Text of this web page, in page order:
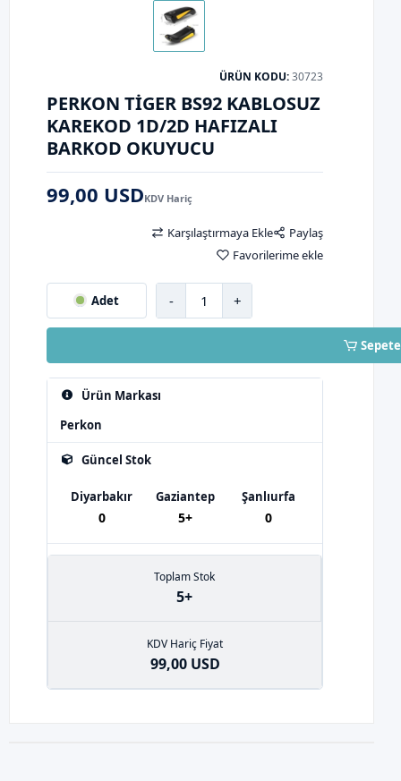
ÜRÜN KODU:30723
PERKON TIGER BS92 KABLOSUZ
KAREKOD 1D/2D HAFIZALI
BARKOD OKUYUCU
99,00 USDKDV Hariç
Ürün Markası
Perkon
Güncel Stok
Diyarbakır
0
Gaziantep
5+
Şanlıurfa
0
Toplam Stok
5+
KDV Hariç Fiyat
99,00 USD
Karşılaştırmaya Ekle
Paylaş
Favorilerime ekle
Adet - +